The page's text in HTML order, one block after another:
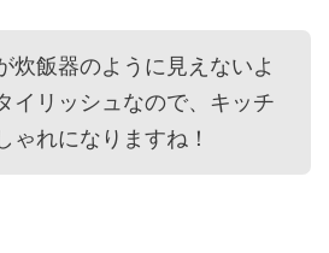
炊飯器のように見えないよ
イリッシュなので、キッチ
ゃれになりますね！